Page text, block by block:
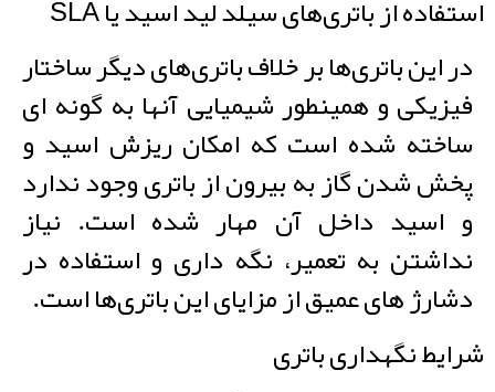
استفاده از باتری‌های سیلد لید اسید یا SLA
در این باتری‌ها بر خلاف باتری‌های دیگر ساختار
فیزیکی و همینطور شیمیایی آنها به گونه ای
ساخته شده است که امکان ریزش اسید و
پخش شدن گاز به بیرون از باتری وجود ندارد
و اسید داخل آن مهار شده است. نیاز
نداشتن به تعمیر، نگه داری و استفاده در
دشارژ های عمیق از مزایای این باتری‌ها است.
شرایط نگهداری باتری